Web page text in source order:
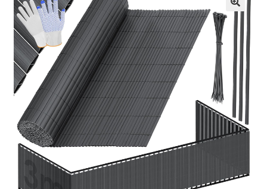
Werk
Kleding
Retourboxen
🔍